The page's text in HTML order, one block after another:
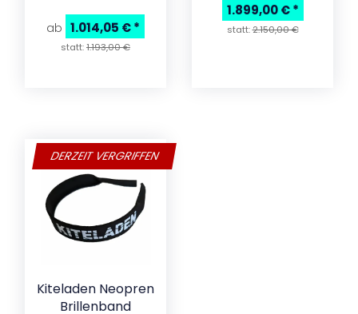
ab 1.014,05 €*
statt:1.193,00 €
1.899,00 €*
statt:2.150,00 €
DERZEIT VERGRIFFEN
Kiteladen Neopren
Brillenband